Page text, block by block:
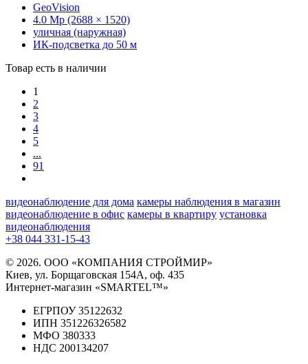
GeoVision
4.0 Mp (2688 × 1520)
уличная (наружная)
ИК-подсветка до 50 м
Товар есть в наличии
1
2
3
4
5
...
91
видеонаблюдение для дома камеры наблюдения в магазин
видеонаблюдение в офис камеры в квартиру установка
видеонаблюдения
+38 044 331-15-43
© 2026. ООО «КОМПАНИЯ СТРОЙМИР»
Киев, ул. Борщаговская 154А, оф. 435
Интернет-магазин «SMARTEL™»
ЕГРПОУ 35122632
ИПН 351226326582
МФО 380333
НДС 200134207